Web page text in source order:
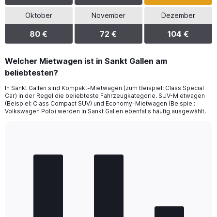
Oktober
80 €
November
72 €
Dezember
104 €
Welcher Mietwagen ist in Sankt Gallen am
beliebtesten?
In Sankt Gallen sind Kompakt-Mietwagen (zum Beispiel: Class Special
Car) in der Regel die beliebteste Fahrzeugkategorie. SUV-Mietwagen
(Beispiel: Class Compact SUV) und Economy-Mietwagen (Beispiel:
Volkswagen Polo) werden in Sankt Gallen ebenfalls häufig ausgewählt.